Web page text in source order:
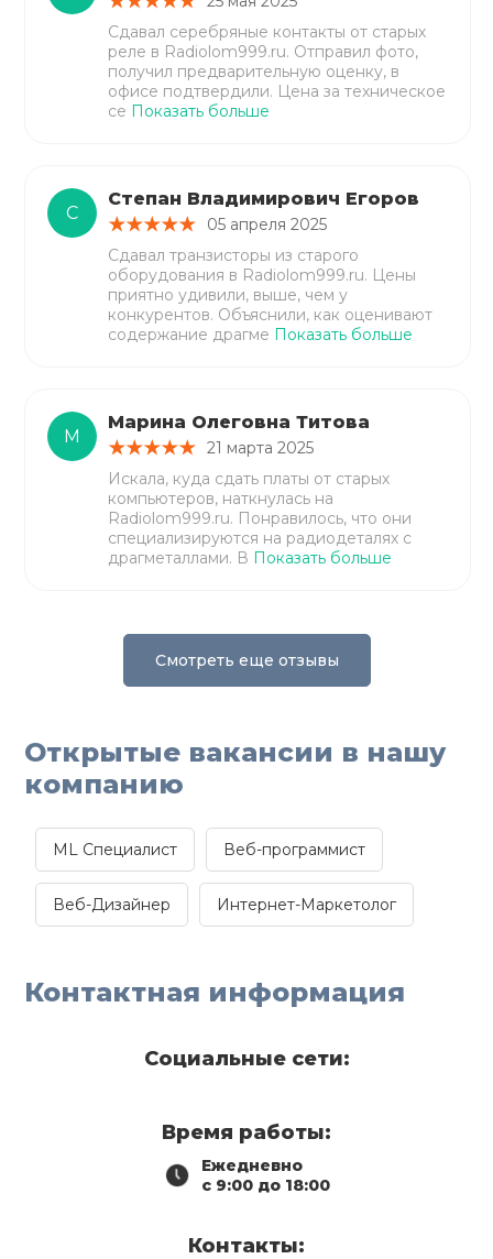
Сдавал серебряные контакты от старых
реле в Radiolom999.ru. Отправил фото,
получил предварительную оценку, в
офисе подтвердили. Цена за техническое
се Показать больше
С
Степан Владимирович Егоров
05 апреля 2025
Сдавал транзисторы из старого
оборудования в Radiolom999.ru. Цены
приятно удивили, выше, чем у
конкурентов. Объяснили, как оценивают
содержание драгме Показать больше
М
Марина Олеговна Титова
21 марта 2025
Искала, куда сдать платы от старых
компьютеров, наткнулась на
Radiolom999.ru. Понравилось, что они
специализируются на радиодеталях с
драгметаллами. В Показать больше
Смотреть еще отзывы
Открытые вакансии в нашу
компанию
ML Специалист Веб-программист
Веб-Дизайнер Интернет-Маркетолог
Контактная информация
Социальные сети:
Время работы:
Ежедневно
с 9:00 до 18:00
Контакты: